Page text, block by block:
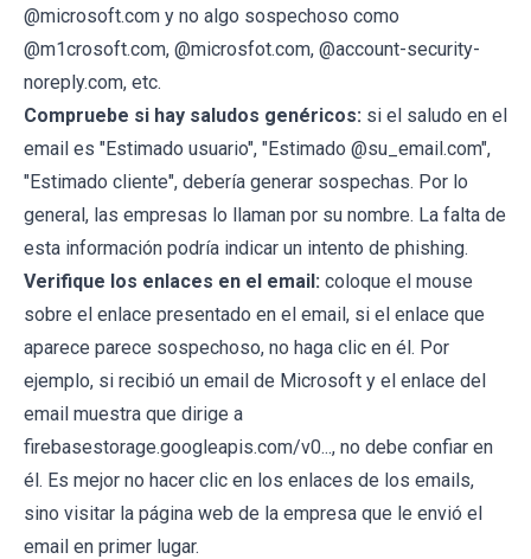
@microsoft.com y no algo sospechoso como
@m1crosoft.com, @microsfot.com, @account-security-
noreply.com, etc.
Compruebe si hay saludos genéricos: si el saludo en el
email es "Estimado usuario", "Estimado @su_email.com",
"Estimado cliente", debería generar sospechas. Por lo
general, las empresas lo llaman por su nombre. La falta de
esta información podría indicar un intento de phishing.
Verifique los enlaces en el email: coloque el mouse
sobre el enlace presentado en el email, si el enlace que
aparece parece sospechoso, no haga clic en él. Por
ejemplo, si recibió un email de Microsoft y el enlace del
email muestra que dirige a
firebasestorage.googleapis.com/v0..., no debe confiar en
él. Es mejor no hacer clic en los enlaces de los emails,
sino visitar la página web de la empresa que le envió el
email en primer lugar.